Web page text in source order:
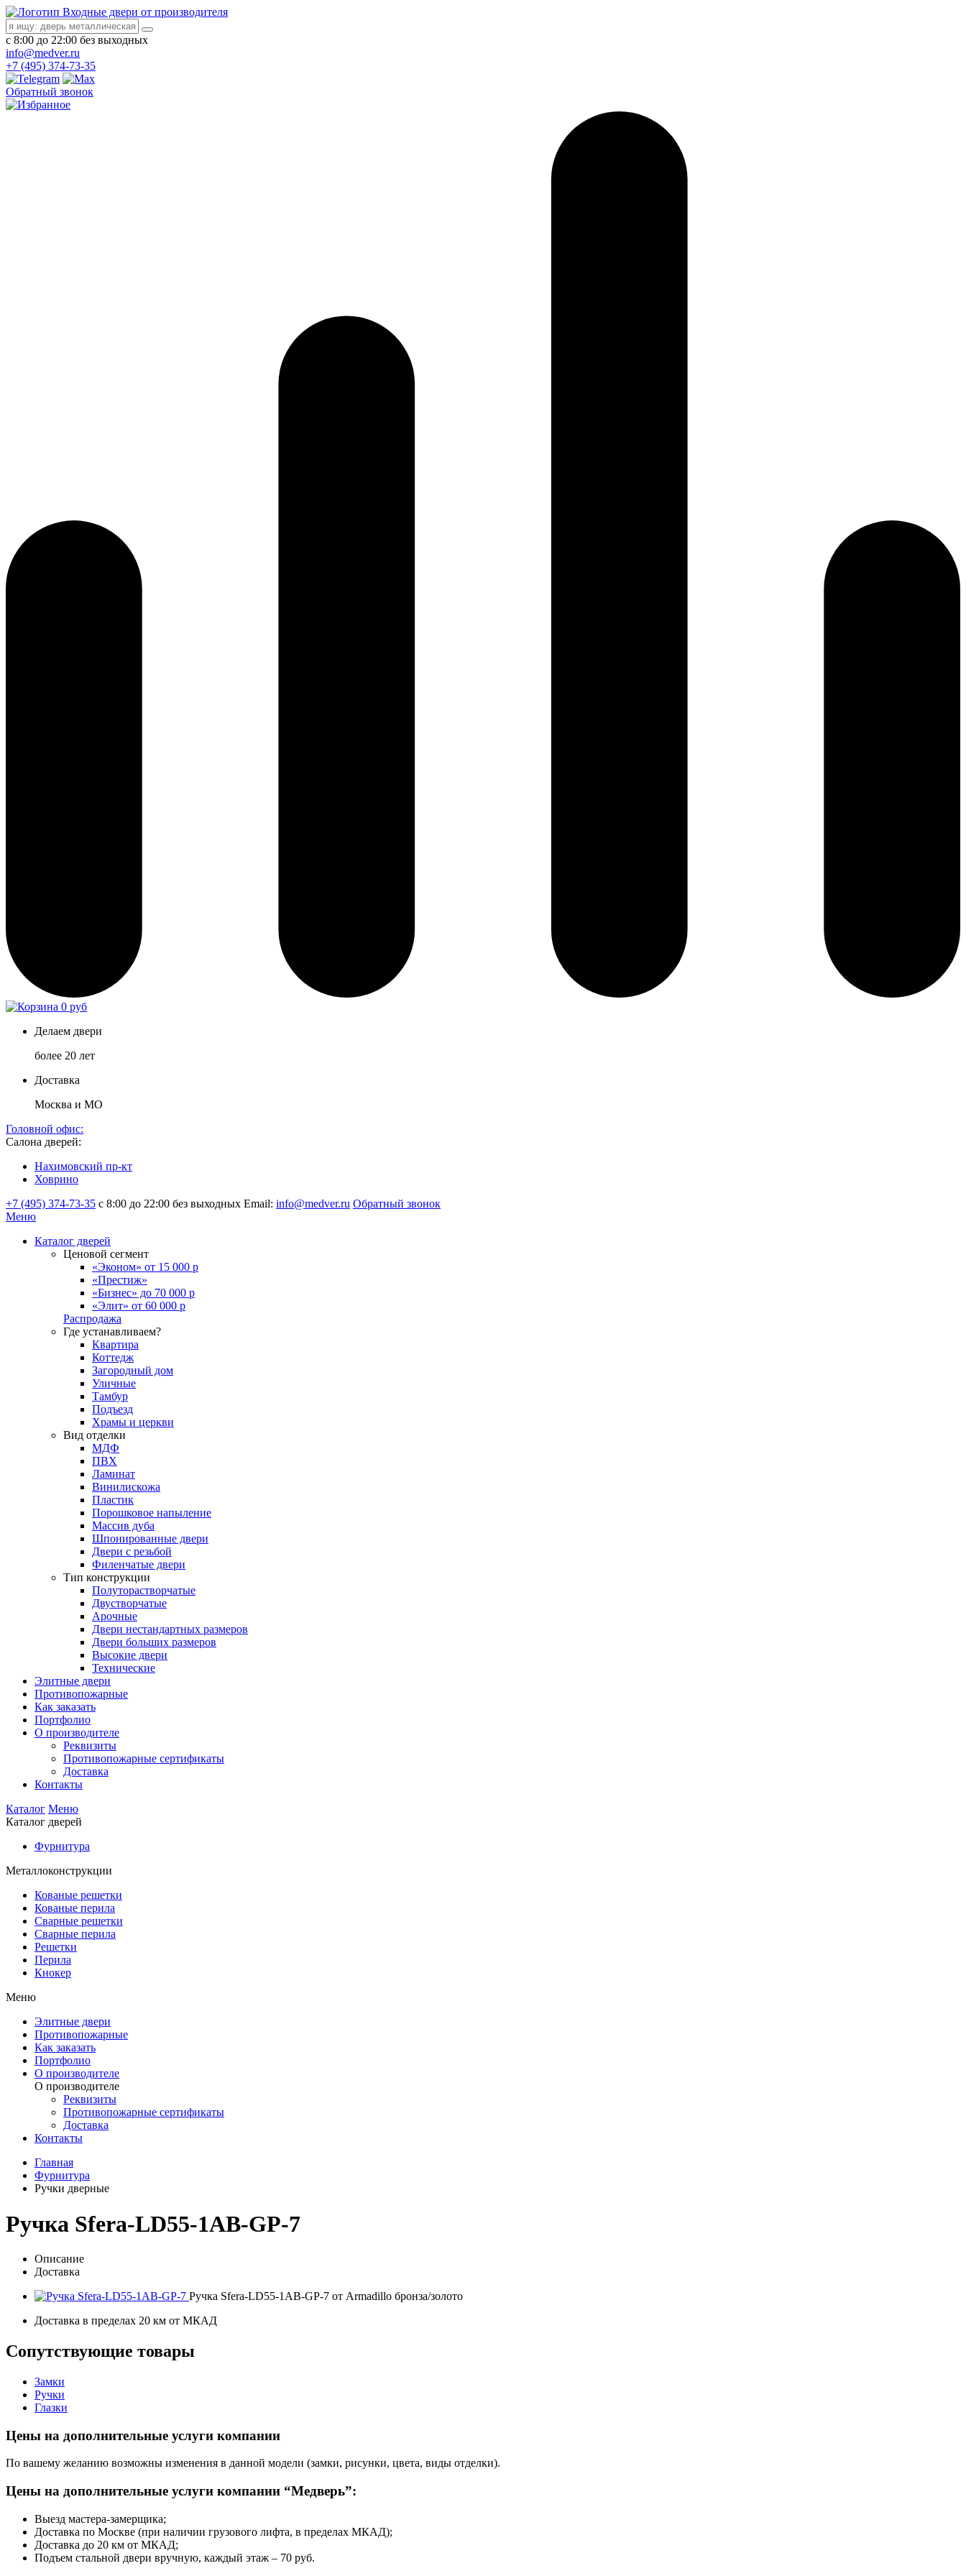
Входные двери от производителя
с 8:00 до 22:00 без выходных
info@medver.ru
+7 (495) 374-73-35
Обратный звонок
0 руб
Делаем двери
более 20 лет
Доставка
Москва и МО
Головной офис:
Салона дверей:
Нахимовский пр-кт
Ховрино
+7 (495) 374-73-35 с 8:00 до 22:00 без выходных Email: info@medver.ru Обратный звонок
Меню
Каталог дверей
Ценовой сегмент
«Эконом» от 15 000 р
«Престиж»
«Бизнес» до 70 000 р
«Элит» от 60 000 р
Распродажа
Где устанавливаем?
Квартира
Коттедж
Загородный дом
Уличные
Тамбур
Подъезд
Храмы и церкви
Вид отделки
МДФ
ПВХ
Ламинат
Винилискожа
Пластик
Порошковое напыление
Массив дуба
Шпонированные двери
Двери с резьбой
Филенчатые двери
Тип конструкции
Полуторастворчатые
Двустворчатые
Арочные
Двери нестандартных размеров
Двери больших размеров
Высокие двери
Технические
Элитные двери
Противопожарные
Как заказать
Портфолио
О производителе
Реквизиты
Противопожарные сертификаты
Доставка
Контакты
Каталог Меню
Каталог дверей
Фурнитура
Металлоконструкции
Кованые решетки
Кованые перила
Сварные решетки
Сварные перила
Решетки
Перила
Кнокер
Меню
Элитные двери
Противопожарные
Как заказать
Портфолио
О производителе
О производителе
Реквизиты
Противопожарные сертификаты
Доставка
Контакты
Главная
Фурнитура
Ручки дверные
Ручка Sfera-LD55-1AB-GP-7
Описание
Доставка
Ручка Sfera-LD55-1AB-GP-7 от Armadillo бронза/золото
Доставка в пределах 20 км от МКАД
Сопутствующие товары
Замки
Ручки
Глазки
Цены на дополнительные услуги компании
По вашему желанию возможны изменения в данной модели (замки, рисунки, цвета, виды отделки).
Цены на дополнительные услуги компании “Медверь”:
Выезд мастера-замерщика;
Доставка по Москве (при наличии грузового лифта, в пределах МКАД);
Доставка до 20 км от МКАД;
Подъем стальной двери вручную, каждый этаж – 70 руб.